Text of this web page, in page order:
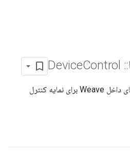
::
Control
این فضای نام شامل تمام رابط‌های داخل Weave برای نمایه کنترل